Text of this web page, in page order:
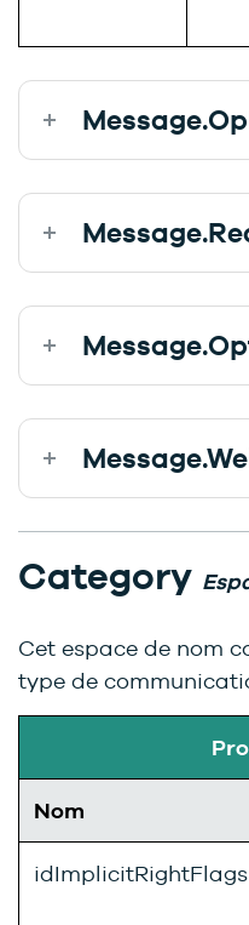
Category
Cet espace de nom
type de
Nom
idImplicitRightFlags